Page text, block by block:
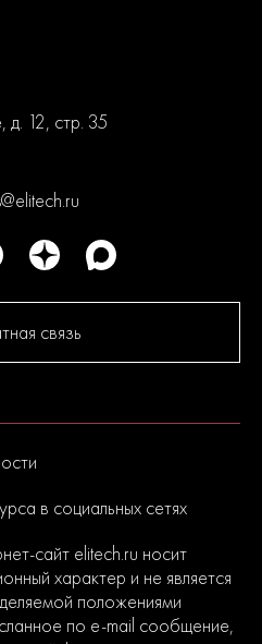
12, стр. 35
связь
в социальных сетях
сайт elitech.ru носит
характер и не является
положениями
по e-mail сообщение,